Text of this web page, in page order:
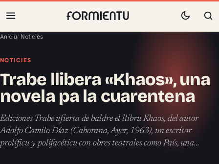
Aniciu/ Noticies
NOTICIES
Trabe llibera «Khaos», una
novela pa la cuarentena
Ediciones Trabe ufierta de baldre el llibru Khaos, del autor
Adolfo Camilo Díaz (Caborana, Ayer, 1963), un escritor
prolíficu y polifacéticu con obres teatrales como País, una…